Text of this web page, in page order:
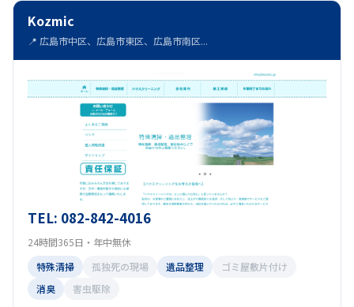
Kozmic
📍 広島市中区、広島市東区、広島市南区...
TEL: 082-842-4016
24時間365日・年中無休
特殊清掃
孤独死の現場 遺品整理
ゴミ屋敷片付け
消臭
害虫駆除